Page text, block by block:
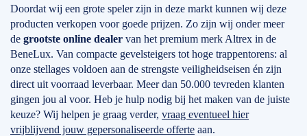
Doordat wij een grote speler zijn in deze markt kunnen wij deze
producten verkopen voor goede prijzen. Zo zijn wij onder meer
de grootste online dealer van het premium merk Altrex in de
BeneLux. Van compacte gevelsteigers tot hoge trappentorens: al
onze stellages voldoen aan de strengste veiligheidseisen én zijn
direct uit voorraad leverbaar. Meer dan 50.000 tevreden klanten
gingen jou al voor. Heb je hulp nodig bij het maken van de juiste
keuze? Wij helpen je graag verder, vraag eventueel hier
vrijblijvend jouw gepersonaliseerde offerte aan.